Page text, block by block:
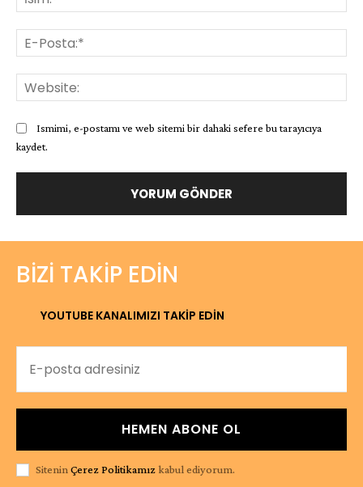
Ismimi, e-postamı ve web sitemi bir dahaki sefere bu tarayıcıya
kaydet.
BIZI TAKIP EDIN
YOUTUBE KANALIMIZI TAKİP EDİN
HEMEN ABONE OL
Sitenin Çerez Politikamızkabul ediyorum.